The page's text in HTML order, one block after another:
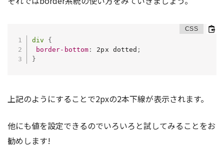
div
{
border-bottom : 2px dotted ;
}
上記のようにすることで2pxの2本下線が表示されます。
他にも値を設定できるのでいろいろと試してみることをお
勧めします!